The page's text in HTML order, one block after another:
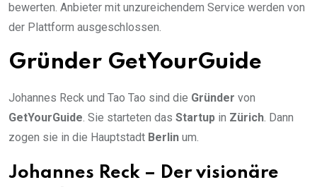
bewerten. Anbieter mit unzureichendem Service werden von
der Plattform ausgeschlossen.
Gründer GetYourGuide
Johannes Reck und Tao Tao sind die Gründer von
GetYourGuide. Sie starteten das Startup in Zürich. Dann
zogen sie in die Hauptstadt Berlin um.
Johannes Reck – Der visionäre